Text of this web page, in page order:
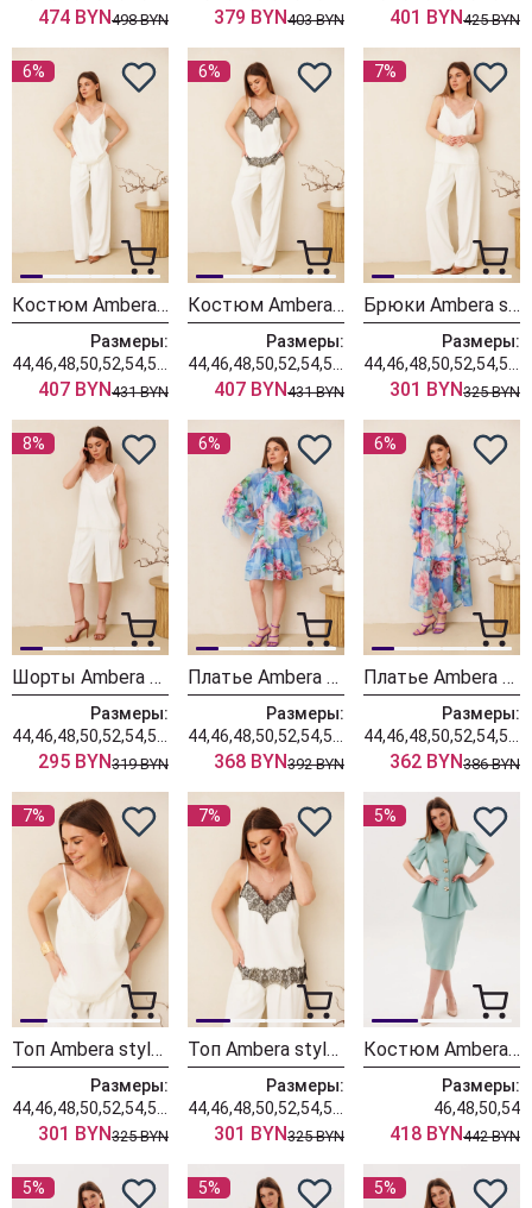
474 BYN498 BYN 379 BYN403 BYN 401 BYN425 BYN
6%
Костюм Ambera style 2160-1 молоко
Размеры:
407 BYN431 BYN
6%
Костюм Ambera style 2160 молоко
Размеры:
407 BYN431 BYN
7%
Брюки Ambera style 1032-5 молоко
Размеры:
301 BYN325 BYN
8%
Шорты Ambera style 1090-2 молоко
Размеры:
295 BYN319 BYN
6%
Платье Ambera style 2152 цветы
Размеры:
368 BYN392 BYN
6%
Платье Ambera style 1130-3 цветы
Размеры:
362 BYN386 BYN
7%
Топ Ambera style 1145-1 молоко
Размеры:
301 BYN325 BYN
7%
Топ Ambera style 1145 молоко
Размеры:
301 BYN325 BYN
5%
Костюм Ambera style 2157-1
Размеры:
46,48,50,54
418 BYN442 BYN
5% 5% 5%